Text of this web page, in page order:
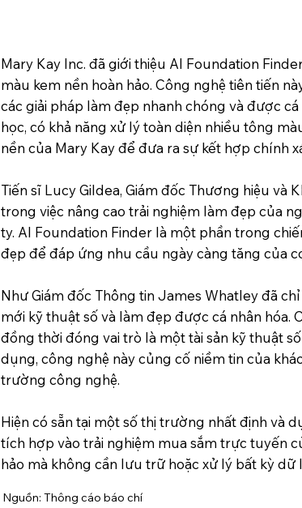
Mary Kay Inc. đã giới thiệu AI Foundation
màu kem nền hoàn hảo. Công nghệ tiên tiến
các giải pháp làm đẹp nhanh chóng và được
học, có khả năng xử lý toàn diện nhiều tông
nền của Mary Kay để đưa ra sự kết hợp chính
Tiến sĩ Lucy Gildea, Giám đốc Thương hiệu và
trong việc nâng cao trải nghiệm làm đẹp của
ty. AI Foundation Finder là một phần trong
đẹp để đáp ứng nhu cầu ngày càng tăng của
Như Giám đốc Thông tin James Whatley đã
mới kỹ thuật số và làm đẹp được cá nhân hóa.
đồng thời đóng vai trò là một tài sản kỹ thuật
dụng, công nghệ này củng cố niềm tin của
trường công nghệ.
Hiện có sẵn tại một số thị trường nhất định và
tích hợp vào trải nghiệm mua sắm trực tuyến
hảo mà không cần lưu trữ hoặc xử lý bất kỳ dữ
Nguồn: Thông cáo báo chí